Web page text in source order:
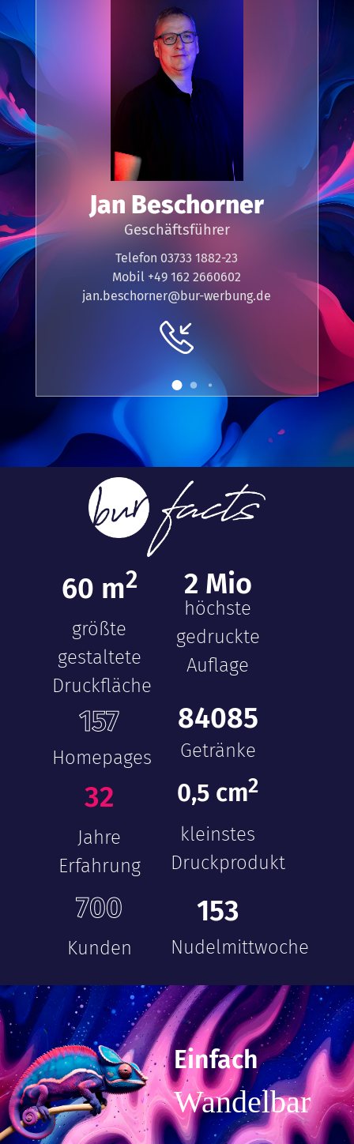
Jan Beschorner
Geschäftsführer
Telefon 03733 1882-23
Mobil +49 162 2660602
jan.beschorner@bur-werbung.de
60 m2
größte
gestaltete
Druckfläche
2 Mio
höchste
gedruckte
Auflage
157
Homepages
84085
Getränke
32
Jahre
Erfahrung
0,5 cm2
kleinstes
Druckprodukt
700
Kunden
153
Nudelmittwoche
Einfach
Wandelbar